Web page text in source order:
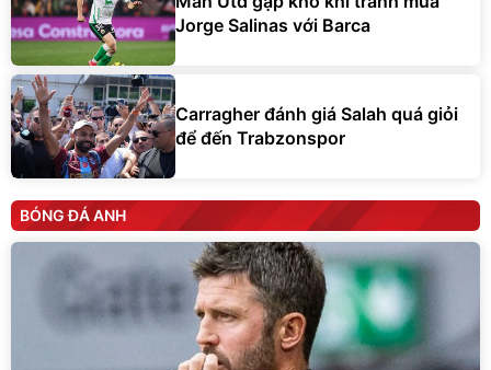
Jorge Salinas với Barca
Carragher đánh giá Salah quá giỏi
để đến Trabzonspor
BÓNG ĐÁ ANH